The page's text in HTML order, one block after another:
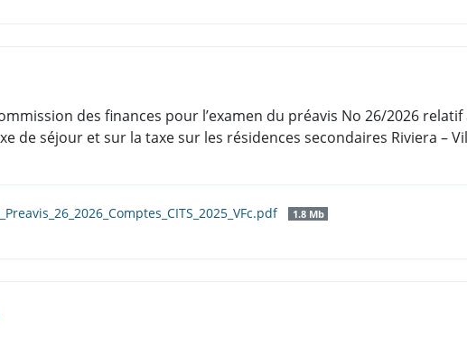
des finances pour l’examen du préavis No 26/2026 relatif
de séjour et sur la taxe sur les résidences secondaires Riviera –
1.8 Mb